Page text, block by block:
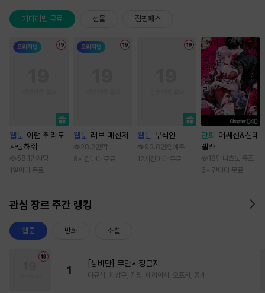
기다리면 무료 선물 점핑패스
웹툰 이런 쥐라도
사랑해줘
58.1만 사탕
1일마다 무료
웹툰 러브 메신저
28.2만 딱
8시간마다 무료
웹툰 부식인
93.8만 임애주
12시간마다 무료
만화 어쌔신&신데
렐라
18만 나츠노 유조
6시간마다 무료
관심 장르 주간 랭킹
웹툰 만화 소설
1
[성비단] 무단사정금지
마규식, 피상구, 진월, 테리야끼, 오프카, 뚱개